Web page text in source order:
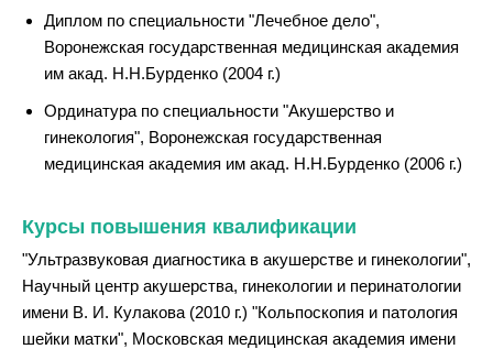
Диплом по специальности "Лечебное дело",
Воронежская государственная медицинская академия
им акад. Н.Н.Бурденко (2004 г.)
Ординатура по специальности "Акушерство и
гинекология", Воронежская государственная
медицинская академия им акад. Н.Н.Бурденко (2006 г.)
Курсы повышения квалификации
"Ультразвуковая диагностика в акушерстве и гинекологии",
Научный центр акушерства, гинекологии и перинатологии
имени В. И. Кулакова (2010 г.) "Кольпоскопия и патология
шейки матки", Московская медицинская академия имени